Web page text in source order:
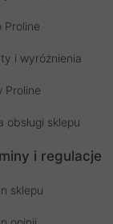
Proline
i wyróżnienia
Proline
obsługi sklepu
i regulacje
sklepu